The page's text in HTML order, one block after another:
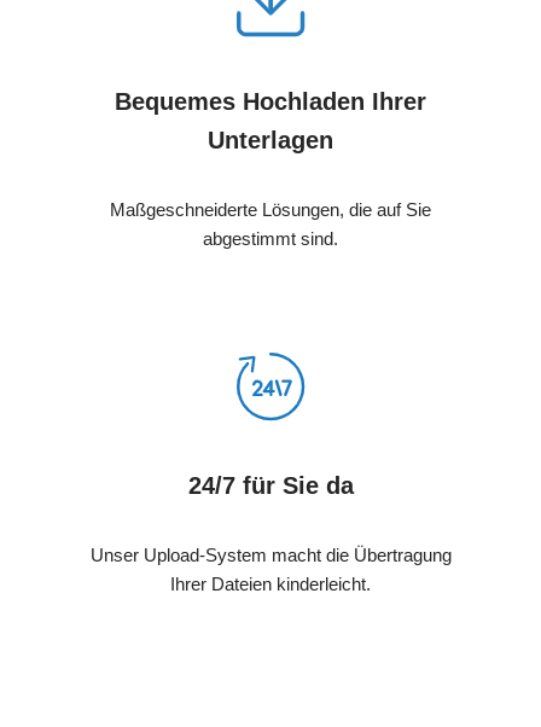
Bequemes Hochladen Ihrer
Unterlagen
Maßgeschneiderte Lösungen, die auf Sie
abgestimmt sind.
24/7 für Sie da
Unser Upload-System macht die Übertragung
Ihrer Dateien kinderleicht.